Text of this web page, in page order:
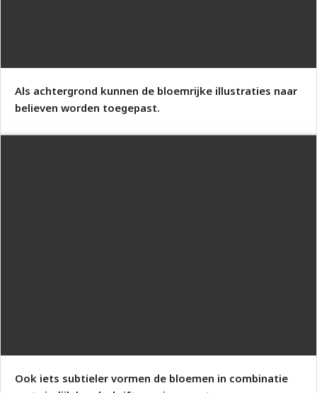
Als achtergrond kunnen de bloemrijke illustraties naar
believen worden toegepast.
Ook iets subtieler vormen de bloemen in combinatie